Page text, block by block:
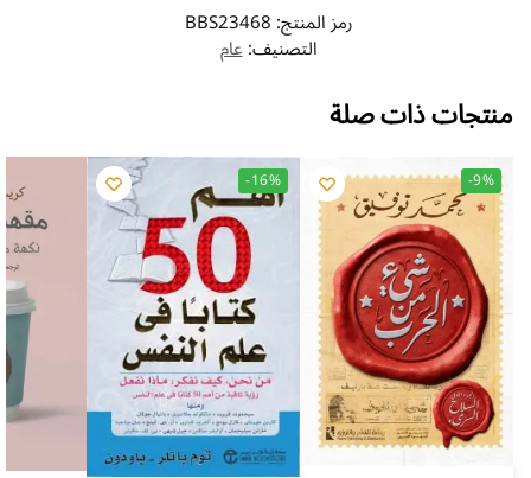
رمز المنتج:BBS23468
التصنيف:عام
منتجات ذات صلة
-9%
-16%